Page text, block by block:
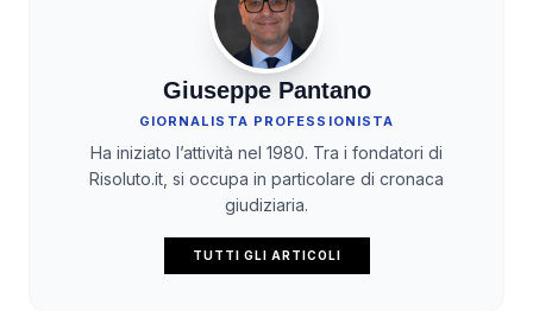
Giuseppe Pantano
GIORNALISTA PROFESSIONISTA
Ha iniziato l’attività nel 1980. Tra i fondatori di
Risoluto.it, si occupa in particolare di cronaca
giudiziaria.
TUTTI GLI ARTICOLI